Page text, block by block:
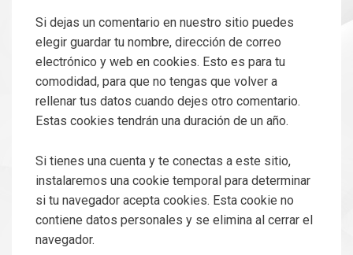
Si dejas un comentario en nuestro sitio puedes
elegir guardar tu nombre, dirección de correo
electrónico y web en cookies. Esto es para tu
comodidad, para que no tengas que volver a
rellenar tus datos cuando dejes otro comentario.
Estas cookies tendrán una duración de un año.
Si tienes una cuenta y te conectas a este sitio,
instalaremos una cookie temporal para determinar
si tu navegador acepta cookies. Esta cookie no
contiene datos personales y se elimina al cerrar el
navegador.